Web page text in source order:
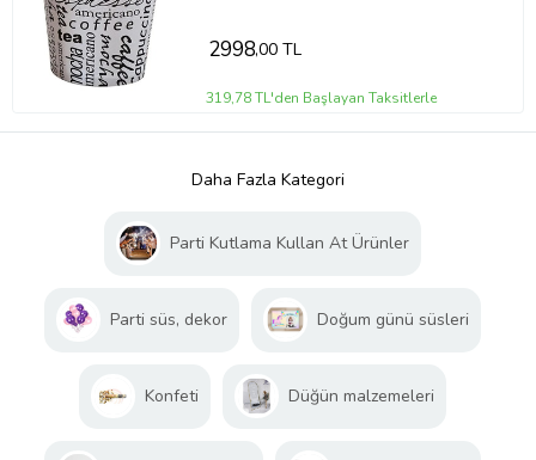
2998,00 TL
319,78 TL'den Başlayan Taksitlerle
Daha Fazla Kategori
Parti Kutlama Kullan At Ürünler
Parti süs, dekor Doğum günü süsleri
Konfeti Düğün malzemeleri